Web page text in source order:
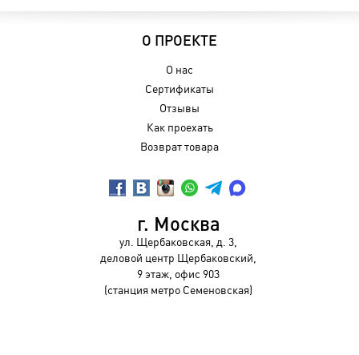
О ПРОЕКТЕ
О нас
Сертификаты
Отзывы
Как проехать
Возврат товара
г. Москва
ул. Щербаковская, д. 3,
деловой центр Щербаковский,
9 этаж, офис 903
(станция метро Семеновская)